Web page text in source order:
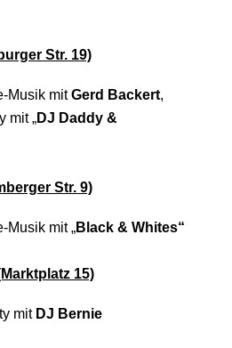
Str. 19)
Musik mitGerd Backert,
mit „DJ Daddy &
Str. 9)
Musik mit „Black & Whites“
15)
mit DJ Bernie